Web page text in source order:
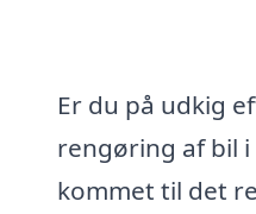
Er du på udkig
rengøring af bil i
kommet til det